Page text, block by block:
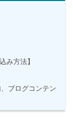
み方法】
ブログコンテン